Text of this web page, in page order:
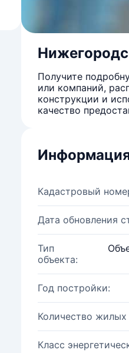
Получите
или компаний,
конструкции и
качество
Кадастровый
Дата обновления
Тип
объекта:
Год постройки:
Количество
Класс